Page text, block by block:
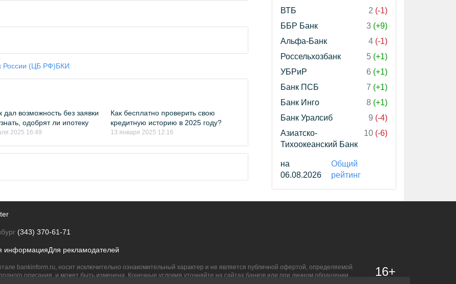
России (ЦБ РФ)БКИ
дал возможность без заявки
одобрят ли ипотеку
2025 16:49
Как бесплатно проверить свою
кредитную историю в 2025 году?
13 января 2025 12:16
ВТБ
2 (-1)
ББР Банк
3 (+9)
Альфа-Банк
4 (-1)
Россельхозбанк
5 (+1)
УБРиР
6 (+1)
Банк ПСБ
7 (+1)
Банк Инго
8 (+1)
Банк Уралсиб
9 (-4)
Азиатско-
Тихоокеанский Банк
10 (-6)
на
06.08.2026
Общий
рейтинг
(343) 370-61-71
информацияДля рекламодателей
bankinform.ru, носит исключительно ознакомительный характер и не является публичной офертой, определяемой
описания, и может быть изменена. Конечные условия уточняйте на сайтах банков или при личном обращении.
16+